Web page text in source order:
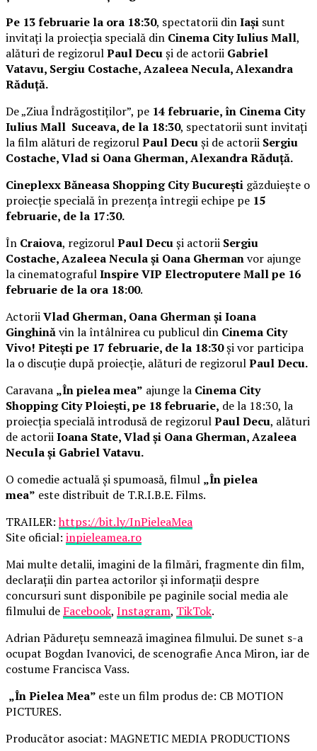
Pe 13 februarie la ora 18:30, spectatorii dinIași sunt
invitați la proiecția specială din Cinema City Iulius Mall,
alături de regizorulPaul Decuși de actorii Gabriel
Vatavu, Sergiu Costache, Azaleea Necula, Alexandra
Răduță.
De „Ziua Îndrăgostiților”, pe 14 februarie, în Cinema City
Iulius Mall Suceava, de la 18:30, spectatorii sunt invitați
la film alături de regizorulPaul Decuși de actorii Sergiu
Costache, Vlad si Oana Gherman, Alexandra Răduță.
Cineplexx Băneasa Shopping City București găzduiește o
proiecție specială în prezența întregii echipe pe 15
februarie, de la 17:30.
În Craiova, regizorulPaul Decuși actorii Sergiu
Costache, Azaleea Necula și Oana Ghermanvor ajunge
la cinematografulInspire VIP Electroputere Mall pe 16
februarie de la ora 18:00.
ActoriiVlad Gherman, Oana Gherman și Ioana
Ginghinăvin la întâlnirea cu publicul din Cinema City
Vivo! Pitești pe 17 februarie, de la 18:30și vor participa
la o discuție după proiecție, alături de regizorulPaul Decu.
Caravana „În pielea mea” ajunge la Cinema City
Shopping City Ploiești, pe 18 februarie, de la 18:30, la
proiecția specială introdusă de regizorulPaul Decu, alături
de actoriiIoana State, Vlad și Oana Gherman, Azaleea
Necula și Gabriel Vatavu.
O comedie actuală și spumoasă, filmul „În pielea
mea” este distribuit de T.R.I.B.E. Films.
TRAILER:https://bit.ly/InPieleaMea
Site oficial: inpieleamea.ro
Mai multe detalii, imagini de la filmări, fragmente din film,
declarații din partea actorilor și informații despre
concursuri sunt disponibile pe paginile social media ale
filmului de Facebook, Instagram, TikTok.
Adrian Pădurețu semnează imaginea filmului. De sunet s-a
ocupat Bogdan Ivanovici, de scenografie Anca Miron, iar de
costume Francisca Vass.
„În Pielea Mea” este un film produs de: CB MOTION
PICTURES.
Producător asociat: MAGNETIC MEDIA PRODUCTIONS